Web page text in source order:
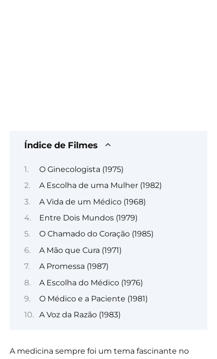
Índice de Filmes
O Ginecologista (1975)
A Escolha de uma Mulher (1982)
A Vida de um Médico (1968)
Entre Dois Mundos (1979)
O Chamado do Coração (1985)
A Mão que Cura (1971)
A Promessa (1987)
A Escolha do Médico (1976)
O Médico e a Paciente (1981)
A Voz da Razão (1983)
A medicina sempre foi um tema fascinante no